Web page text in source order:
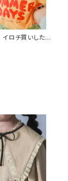
チ買いしたい
ンノーサマーロゴ